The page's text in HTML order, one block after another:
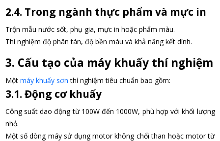
2.4. Trong ngành thực phẩm và mực in
Trộn mẫu nước sốt, phụ gia, mực in hoặc phẩm màu.
Thí nghiệm độ phân tán, độ bền màu và khả năng kết dính.
3. Cấu tạo của máy khuấy thí nghiệm
Một máy khuấy sơn thí nghiệm tiêu chuẩn bao gồm:
3.1. Động cơ khuấy
Công suất dao động từ 100W đến 1000W, phù hợp với khối lượng
nhỏ.
Một số dòng máy sử dụng motor không chổi than hoặc motor từ